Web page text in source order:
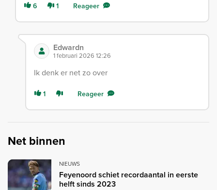
6 1 Reageer
Edwardn
1 februari 2026 12:26
Ik denk er net zo over
1 Reageer
Net binnen
NIEUWS
Feyenoord schiet recordaantal in eerste
helft sinds 2023